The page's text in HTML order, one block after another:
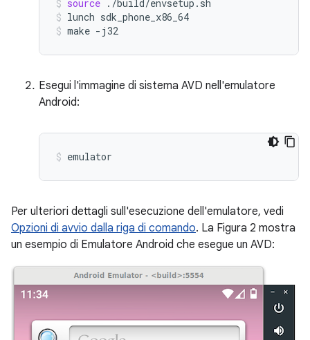
source ./build/envsetup.sh
lunch sdk_phone_x86_64
make -j32
Esegui l'immagine di sistema AVD nell'emulatore
Android:
emulator
Per ulteriori dettagli sull'esecuzione dell'emulatore, vedi
Opzioni di avvio dalla riga di comando. La Figura 2 mostra
un esempio di Emulatore Android che esegue un AVD: